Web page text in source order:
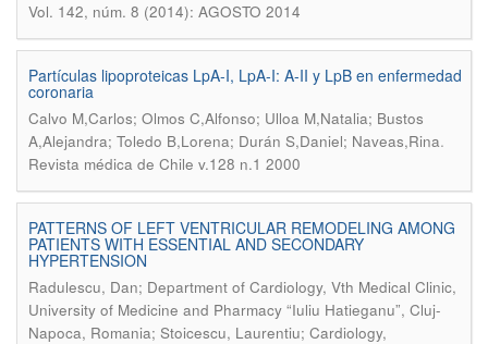
Vol. 142, núm. 8 (2014): AGOSTO 2014
Partículas lipoproteicas LpA-I, LpA-I: A-II y LpB en enfermedad
coronaria
Calvo M,Carlos; Olmos C,Alfonso; Ulloa M,Natalia; Bustos
A,Alejandra; Toledo B,Lorena; Durán S,Daniel; Naveas,Rina.
Revista médica de Chile v.128 n.1 2000
PATTERNS OF LEFT VENTRICULAR REMODELING AMONG
PATIENTS WITH ESSENTIAL AND SECONDARY
HYPERTENSION
Radulescu, Dan; Department of Cardiology, Vth Medical Clinic,
University of Medicine and Pharmacy “Iuliu Hatieganu”, Cluj-
Napoca, Romania; Stoicescu, Laurentiu; Cardiology,